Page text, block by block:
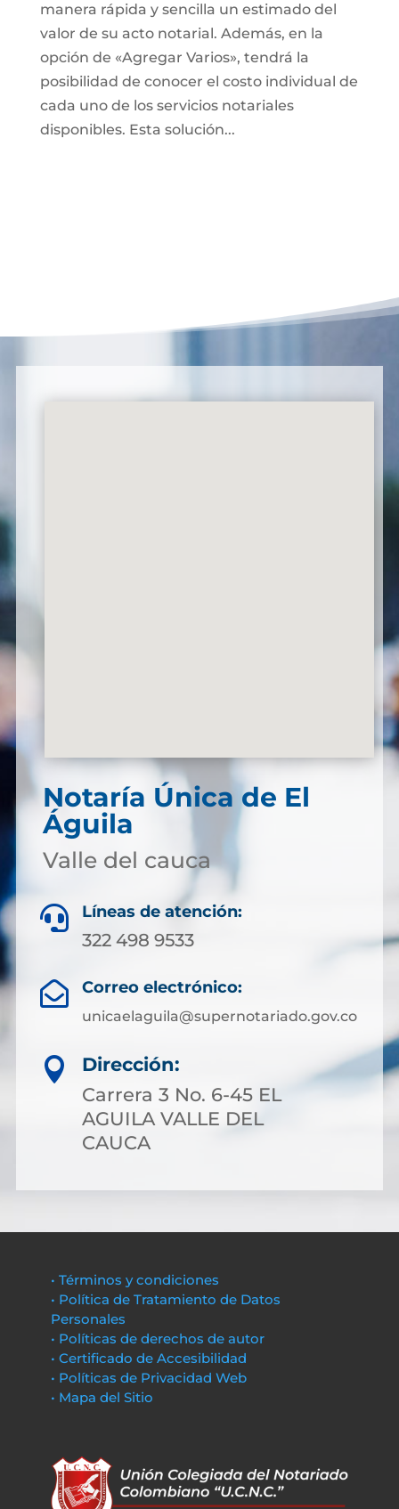
manera rápida y sencilla un estimado del
valor de su acto notarial. Además, en la
opción de «Agregar Varios», tendrá la
posibilidad de conocer el costo individual de
cada uno de los servicios notariales
disponibles. Esta solución...
Notaría Única de El
Águila
Valle del cauca
 Líneas de atención:
322 498 9533
 Correo electrónico:
unicaelaguila@supernotariado.gov.co

Dirección:
Carrera 3 No. 6-45 EL
AGUILA VALLE DEL
CAUCA
• Términos y condiciones
• Política de Tratamiento de Datos
Personales
• Políticas de derechos de autor
• Certificado de Accesibilidad
• Políticas de Privacidad Web
• Mapa del Sitio